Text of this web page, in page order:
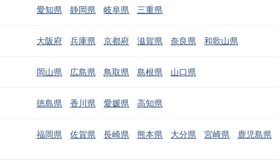
愛知県 静岡県 岐阜県 三重県
大阪府 兵庫県 京都府 滋賀県 奈良県 和歌山県
岡山県 広島県 鳥取県 島根県 山口県
徳島県 香川県 愛媛県 高知県
福岡県 佐賀県 長崎県 熊本県 大分県 宮崎県 鹿児島県